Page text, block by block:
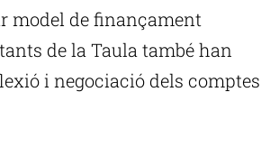
model de finançament
de la Taula també han
i negociació dels comptes